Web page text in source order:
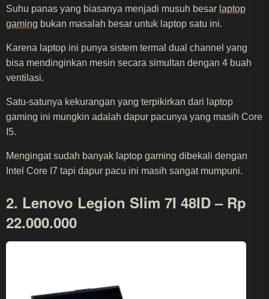
Suhu panas yang biasanya menjadi musuh besar laptop
gaming bukan masalah besar untuk laptop satu ini.
Karena laptop ini punya sistem termal dual channel yang
bisa mendinginkan mesin secara simultan dengan 4 buah
ventilasi.
Satu-satunya kekurangan yang terpikirkan dari laptop
gaming ini mungkin adalah dapur pacunya yang masih Core
I5.
Mengingat sudah banyak laptop gaming dibekali dengan
Intel Core I7 tapi dapur pacu ini masih sangat mumpuni.
2. Lenovo Legion Slim 7I 48ID – Rp
22.000.000